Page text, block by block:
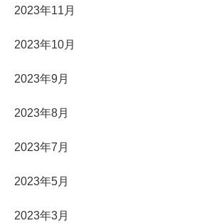
2023年11月
2023年10月
2023年9月
2023年8月
2023年7月
2023年5月
2023年3月